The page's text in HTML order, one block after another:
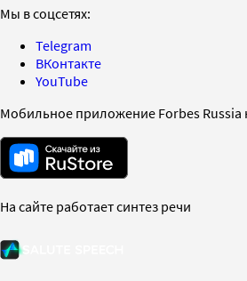
Мы в соцсетях:
Telegram
ВКонтакте
YouTube
Мобильное приложение Forbes Russia
На сайте работает синтез речи